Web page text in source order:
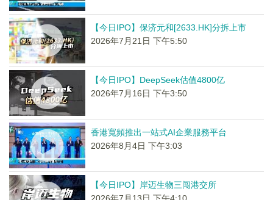
【今日IPO】保济元和[2633.HK]分拆上市
2026年7月21日 下午5:50
【今日IPO】DeepSeek估值4800亿
2026年7月16日 下午3:50
香港寬頻推出一站式AI企業服務平台
2026年8月4日 下午3:03
【今日IPO】岸迈生物三闯港交所